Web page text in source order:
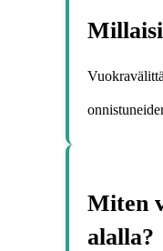
Miten
alalla?